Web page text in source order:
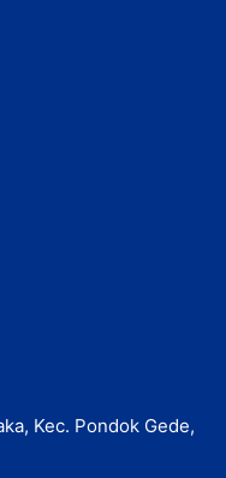
Kec. Pondok Gede,